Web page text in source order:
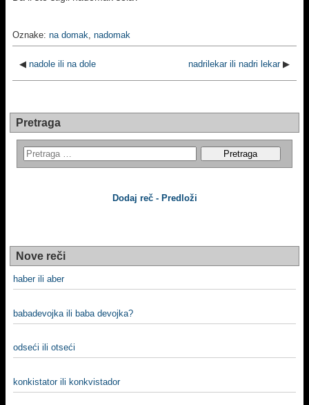
Oznake: na domak, nadomak
◀ nadole ili na dole nadrilekar ili nadri lekar▶
Pretraga
Dodaj reč - Predloži
Nove reči
haber ili aber
babadevojka ili baba devojka?
odseći ili otseći
konkistator ili konkvistador